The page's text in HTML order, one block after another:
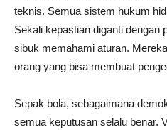
teknis. Semua sistem hukum
Sekali kepastian diganti dengan
sibuk memahami aturan.
orang yang bisa membuat
Sepak bola, sebagaimana
semua keputusan selalu benar.